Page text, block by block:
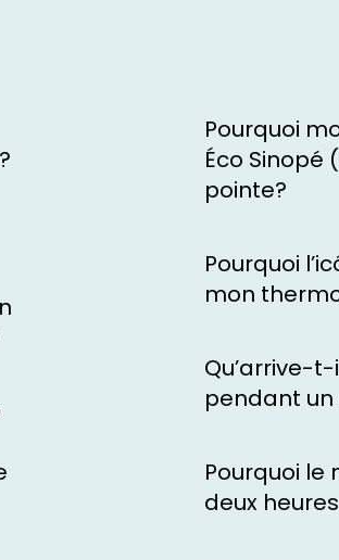
Pourquoi
Éco Sinopé
pointe?
Pourquoi
mon
Qu’arrive-t-
pendant
Pourquoi le
deux